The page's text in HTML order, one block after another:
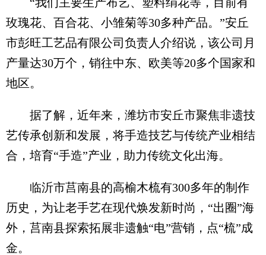
玫瑰花、百合花、小雏菊等30多种产品。”安丘
市彭旺工艺品有限公司负责人介绍说，该公司月
产量达30万个，销往中东、欧美等20多个国家和
地区。
据了解，近年来，潍坊市安丘市聚焦非遗技
艺传承创新和发展，将手造技艺与传统产业相结
合，培育“手造”产业，助力传统文化出海。
临沂市莒南县的高榆木梳有300多年的制作
历史，为让老手艺在现代焕发新时尚，“出圈”海
外，莒南县探索拓展非遗触“电”营销，点“梳”成
金。